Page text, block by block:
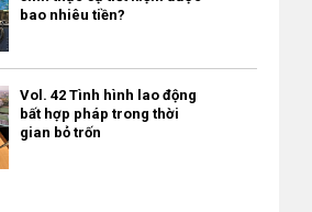
bao nhiêu tiền?
Vol. 42 Tình hình lao động
bất hợp pháp trong thời
gian bỏ trốn